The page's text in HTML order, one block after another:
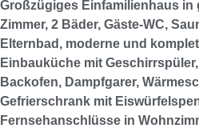
Großzügiges Einfamilienhaus in
Zimmer, 2 Bäder, Gäste-WC,
Elternbad, moderne und
Einbauküche mit
Backofen, Dampfgarer,
Gefrierschrank mit
Fernsehanschlüsse in